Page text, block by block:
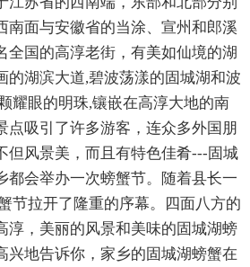
南面与安徽省的当涂、宣州和郎溪
全国的高淳老街，有美如仙境的湖
的湖滨大道,碧波荡漾的固城湖和波
耀眼的明珠,镶嵌在高淳大地的南
点吸引了许多游客，连众多外国朋
但风景美，而且有特色佳肴---固城
都会举办一次螃蟹节。随着县长一
节拉开了隆重的序幕。四面八方的
淳，美丽的风景和美味的固城湖螃
兴地告诉你，家乡的固城湖螃蟹在